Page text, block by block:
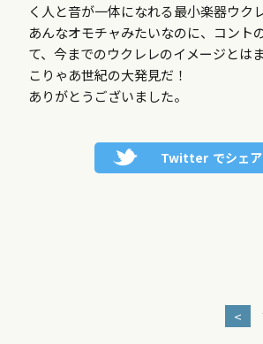
く人と音が一体になれる最小楽器ウク
あんなオモチャみたいなのに、コント
て、今までのウクレレのイメージとは
こりゃあ世紀の大発見だ！
ありがとうございました。
Twitter でシェア
<